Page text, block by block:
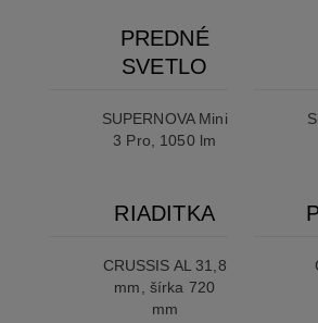
PREDNÉ
SVETLO
SUPERNOVA Mini
3 Pro, 1050 lm
RIADITKA
CRUSSIS AL 31,8
mm, šírka 720
mm